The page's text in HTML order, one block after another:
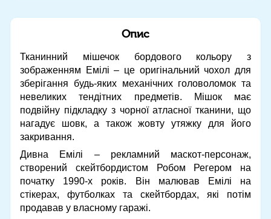
Опис
Тканинний мішечок бордового кольору з
зображенням Емілі – це оригінальний чохол для
зберігання будь-яких механічних головоломок та
невеликих тендітних предметів. Мішок має
подвійну підкладку з чорної атласної тканини, що
нагадує шовк, а також жовту утяжку для його
закривання.
Дивна Емілі – рекламний маскот-персонаж,
створений скейтбордистом Робом Регером на
початку 1990-х років. Він малював Емілі на
стікерах, футболках та скейтбордах, які потім
продавав у власному гаражі.